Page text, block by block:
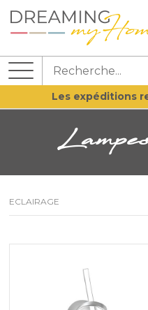
Les expéditions
ECLAIRAGE